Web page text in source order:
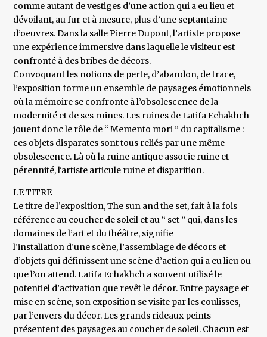
comme autant de vestiges d’une action qui a eu lieu et
dévoilant, au fur et à mesure, plus d’une septantaine
d’oeuvres. Dans la salle Pierre Dupont, l’artiste propose
une expérience immersive dans laquelle le visiteur est
confronté à des bribes de décors.
Convoquant les notions de perte, d’abandon, de trace,
l’exposition forme un ensemble de paysages émotionnels
où la mémoire se confronte à l’obsolescence de la
modernité et de ses ruines. Les ruines de Latifa Echakhch
jouent donc le rôle de “ Memento mori ” du capitalisme :
ces objets disparates sont tous reliés par une même
obsolescence. Là où la ruine antique associe ruine et
pérennité, l'artiste articule ruine et disparition.
LE TITRE
Le titre de l’exposition, The sun and the set, fait à la fois
référence au coucher de soleil et au “ set ” qui, dans les
domaines de l’art et du théâtre, signifie
l’installation d’une scène, l’assemblage de décors et
d’objets qui définissent une scène d’action qui a eu lieu ou
que l’on attend. Latifa Echakhch a souvent utilisé le
potentiel d’activation que revêt le décor. Entre paysage et
mise en scène, son exposition se visite par les coulisses,
par l’envers du décor. Les grands rideaux peints
présentent des paysages au coucher de soleil. Chacun est